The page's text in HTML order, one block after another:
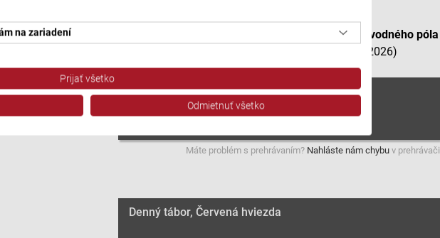
na zariadení
reklamy
Prijať všetko
Odmietnuť všetko
Denný tábor na kúpalisku Červená hviezda (Klub vodného póla
– redaktor Matúš Hudák (9.7.2026)
Denný tábor, Červená hviezda
Máte problém s prehrávaním? Nahláste nám chybu v
Denný tábor, Červená hviezda